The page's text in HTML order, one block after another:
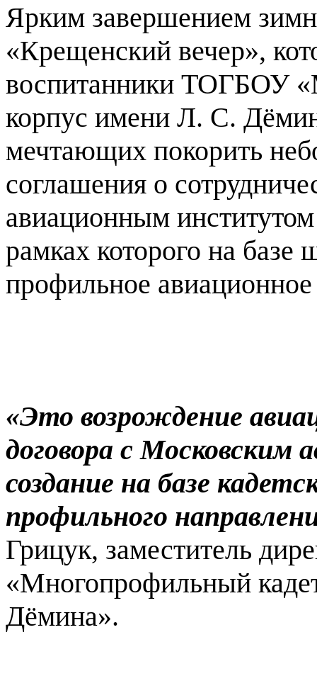
Ярким завершением
«Крещенский вечер»,
воспитанники ТОГБОУ
корпус имени Л. С.
мечтающих покорить
соглашения о
авиационным
рамках которого на базе
профильное
«Это возрождение
договора с
создание на базе
профильного
Грицук, заместитель
«Многопрофильный
Дёмина».